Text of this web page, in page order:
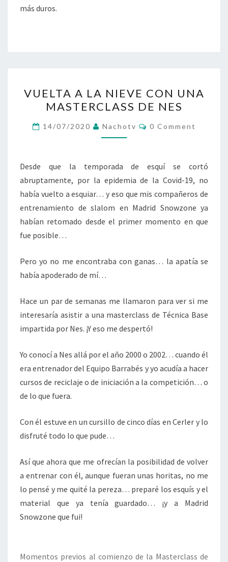
más duros.
A
LA
NIEVE
CON
MASTERCLASS
DE
NES
VUELTA A LA NIEVE CON UNA
MASTERCLASS DE NES
14/07/2020 Nachotv Comments
0 Comment
Desde que la temporada de esquí se cortó
abruptamente, por la epidemia de la Covid-19, no
había vuelto a esquiar… y eso que mis compañeros de
entrenamiento de slalom en Madrid Snowzone ya
habían retomado desde el primer momento en que
fue posible…
Pero yo no me encontraba con ganas… la apatía se
había apoderado de mí…
Hace un par de semanas me llamaron para ver si me
interesaría asistir a una masterclass de Técnica Base
impartida por Nes. ¡Y eso me despertó!
Yo conocí a Nes allá por el año 2000 o 2002… cuando él
era entrenador del Equipo Barrabés y yo acudía a hacer
cursos de reciclaje o de iniciación a la competición… o
de lo que fuera.
Con él estuve en un cursillo de cinco días en Cerler y lo
disfruté todo lo que pude…
Así que ahora que me ofrecían la posibilidad de volver
a entrenar con él, aunque fueran unas horitas, no me
lo pensé y me quité la pereza… preparé los esquís y el
material que ya tenía guardado… ¡y a Madrid
Snowzone que fui!
Momentos previos al comienzo de la Masterclass de